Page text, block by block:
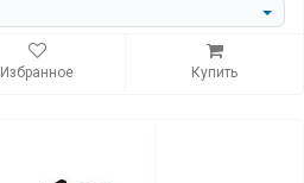
Избранное Купить